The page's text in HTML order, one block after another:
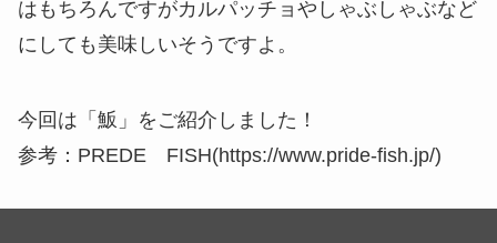
はもちろんですがカルパッチョやしゃぶしゃぶなど
にしても美味しいそうですよ。
今回は「魬」をご紹介しました！
参考：PREDE FISH(https://www.pride-fish.jp/)